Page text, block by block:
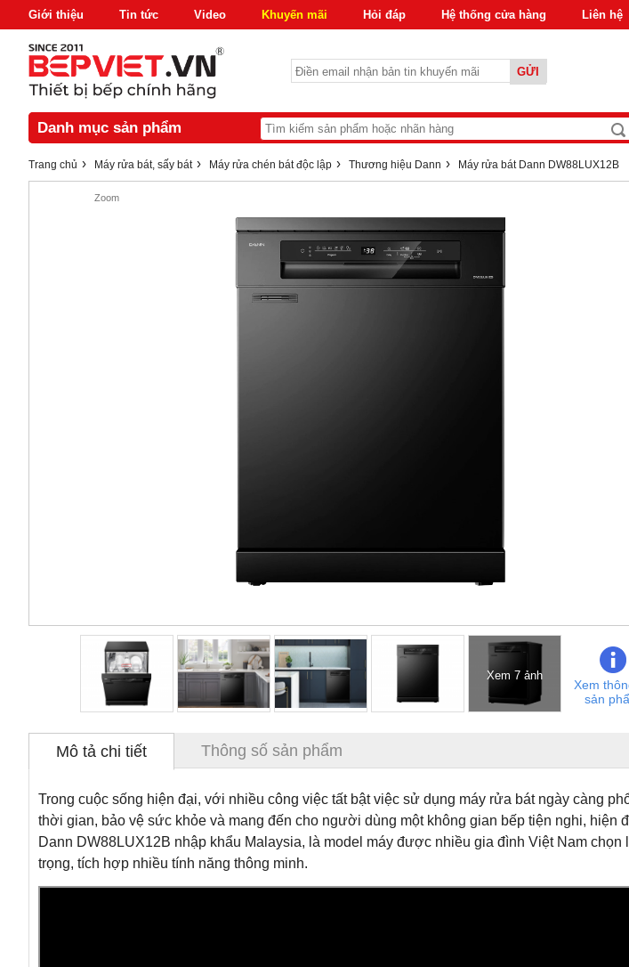
Giới thiệu Tin tức Video Khuyến mãi Hỏi đáp Hệ thống cửa hàng Liên hệ
GỬI
Danh mục sản phẩm
Trang chủ › Máy rửa bát, sấy bát › Máy rửa chén bát độc lập › Thương hiệu Dann › Máy rửa bát Dann DW88LUX12B
Zoom
Xem 7 ảnh
Xem
sản
Mô tả chi tiết Thông số sản phẩm
Trong cuộc sống hiện đại, với nhiều công việc tất bật việc sử dụng máy rửa bát ngày càng
thời gian, bảo vệ sức khỏe và mang đến cho người dùng một không gian bếp tiện nghi, hiện
Dann DW88LUX12B nhập khẩu Malaysia, là model máy được nhiều gia đình Việt Nam chọn
trọng, tích hợp nhiều tính năng thông minh.